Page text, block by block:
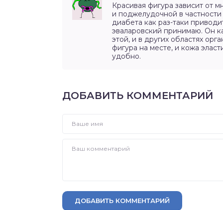
Красивая фигура зависит от
и поджелудочной в
диабета как раз-таки
эваларовский принимаю. Он
этой, и в других областях
фигура на месте, и кожа
удобно.
ДОБАВИТЬ КОММЕНТАРИЙ
ДОБАВИТЬ КОММЕНТАРИЙ